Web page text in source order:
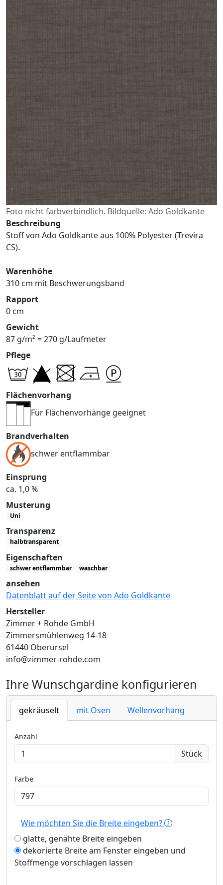
Foto nicht farbverbindlich. Bildquelle: Ado Goldkante
Beschreibung
Stoff von Ado Goldkante aus 100% Polyester (Trevira
CS).
Warenhöhe
310 cm mit Beschwerungsband
Rapport
0 cm
Gewicht
87 g/m² = 270 g/Laufmeter
Pflege
Flächenvorhang
Für Flächenvorhänge geeignet
Brandverhalten
schwer entflammbar
Einsprung
ca. 1,0 %
Musterung
Uni
Transparenz
halbtransparent
Eigenschaften
schwer entflammbar waschbar
ansehen
Datenblatt auf der Seite von Ado Goldkante
Hersteller
Zimmer + Rohde GmbH
Zimmersmühlenweg 14-18
61440 Oberursel
info@zimmer-rohde.com
Ihre Wunschgardine konfigurieren
gekräuselt mit Ösen Wellenvorhang
Anzahl
Stück
Farbe
Wie möchten Sie die Breite eingeben?
glatte, genähte Breite eingeben
dekorierte Breite am Fenster eingeben und
Stoffmenge vorschlagen lassen